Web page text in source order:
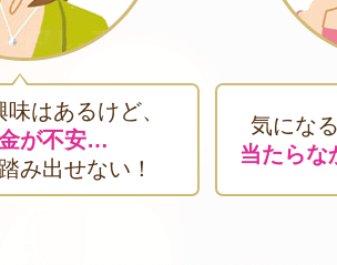
はあるけど、
が不安…
み出せない！
気にな
当たらな